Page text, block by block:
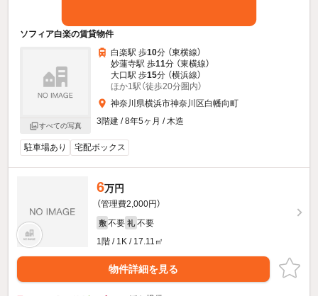
ソフィア白楽の賃貸物件
すべての写真
白楽駅 歩10分 （東横線）
妙蓮寺駅 歩11分 （東横線）
大口駅 歩15分 （横浜線）
ほか1駅（徒歩20分圏内）
神奈川県横浜市神奈川区白幡向町
3階建 / 8年5ヶ月 / 木造
駐車場あり 宅配ボックス
6万円
（管理費2,000円）
敷 不要 礼 不要
1階 / 1K / 17.11㎡
物件詳細を見る